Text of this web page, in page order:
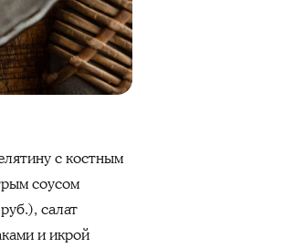
с костным
соусом
салат
и икрой